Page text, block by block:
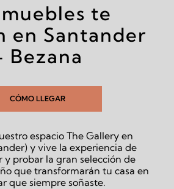
te
en Santander
Bezana
CÓMO LLEGAR
espacio The Gallery en
y vive la experiencia de
y probar la gran selección de
que transformarán tu casa en
que siempre soñaste.